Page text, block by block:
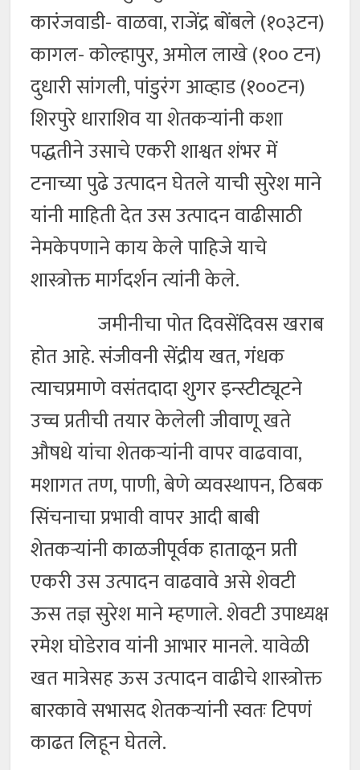
कारंजवाडी- वाळवा, राजेंद्र बोंबले (१०३टन)
कागल- कोल्हापुर, अमोल लाखे (१०० टन)
दुधारी सांगली, पांडुरंग आव्हाड (१००टन)
शिरपुरे धाराशिव या शेतकऱ्यांनी कशा
पद्धतीने उसाचे एकरी शाश्वत शंभर में
टनाच्या पुढे उत्पादन घेतले याची सुरेश माने
यांनी माहिती देत उस उत्पादन वाढीसाठी
नेमकेपणाने काय केले पाहिजे याचे
शास्त्रोक्त मार्गदर्शन त्यांनी केले.
जमीनीचा पोत दिवसेंदिवस खराब
होत आहे. संजीवनी सेंद्रीय खत, गंधक
त्याचप्रमाणे वसंतदादा शुगर इन्स्टीट्यूटने
उच्च प्रतीची तयार केलेली जीवाणू खते
औषधे यांचा शेतकऱ्यांनी वापर वाढवावा,
मशागत तण, पाणी, बेणे व्यवस्थापन, ठिबक
सिंचनाचा प्रभावी वापर आदी बाबी
शेतकऱ्यांनी काळजीपूर्वक हाताळून प्रती
एकरी उस उत्पादन वाढवावे असे शेवटी
ऊस तज्ञ सुरेश माने म्हणाले. शेवटी उपाध्यक्ष
रमेश घोडेराव यांनी आभार मानले. यावेळी
खत मात्रेसह ऊस उत्पादन वाढीचे शास्त्रोक्त
बारकावे सभासद शेतकऱ्यांनी स्वतः टिपणं
काढत लिहून घेतले.